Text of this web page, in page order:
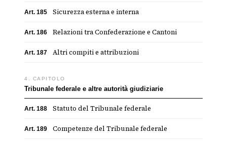
Art. 185 Sicurezza esterna e interna
Art. 186 Relazioni tra Confederazione e Cantoni
Art. 187 Altri compiti e attribuzioni
4. CAPITOLO
Tribunale federale e altre autorità giudiziarie
Art. 188 Statuto del Tribunale federale
Art. 189 Competenze del Tribunale federale